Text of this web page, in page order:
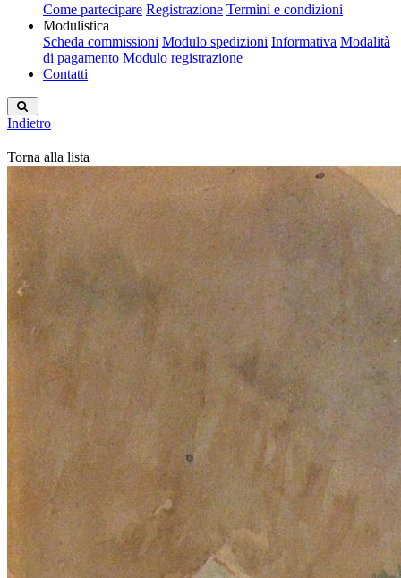
Come partecipare Registrazione Termini e condizioni
Modulistica
Scheda commissioni Modulo spedizioni Informativa Modalità
di pagamento Modulo registrazione
Contatti
Indietro
Torna alla lista